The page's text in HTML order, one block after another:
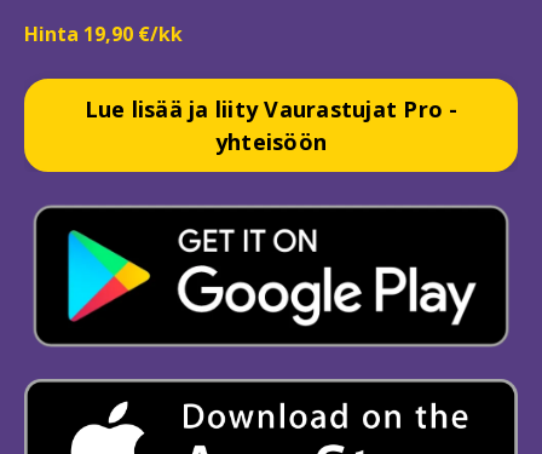
Hinta 19,90 €/kk
Lue lisää ja liity Vaurastujat Pro -
yhteisöön